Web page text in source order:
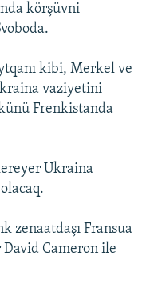
körşüvni
kibi, Merkel ve
vaziyetini
Frenkistanda
Ukraina
zenaatdaşı Fransua
Cameron ile